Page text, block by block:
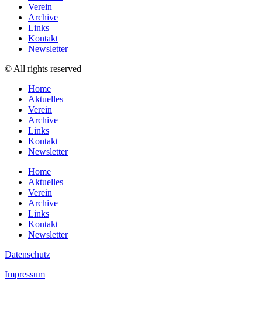
Verein
Archive
Links
Kontakt
Newsletter
© All rights reserved
Home
Aktuelles
Verein
Archive
Links
Kontakt
Newsletter
Home
Aktuelles
Verein
Archive
Links
Kontakt
Newsletter
Datenschutz
Impressum